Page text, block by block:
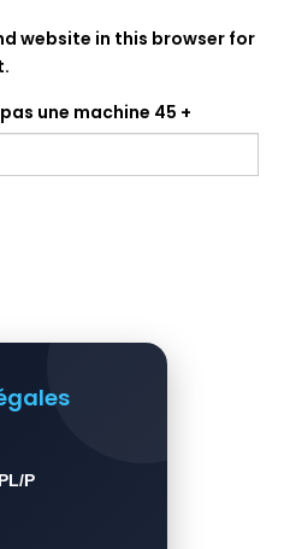
website in this browser for
une machine 45 +
P